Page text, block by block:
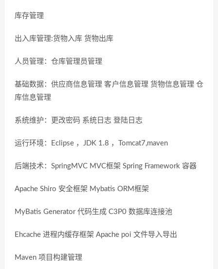
库存管理
出入库管理:货物入库 货物出库
人员管理：仓库管理员管理
基础数据：供应商信息管理 客户信息管理 货物信息管理 仓
库信息管理
系统维护：更改密码 系统日志 登陆日志
运行环境：Eclipse ，JDK 1.8 ，Tomcat7,maven
后端技术：SpringMVC MVC框架 Spring Framework 容器
Apache Shiro 安全框架 Mybatis ORM框架
MyBatis Generator 代码生成 C3P0 数据库连接池
Ehcache 进程内缓存框架 Apache poi 文件导入导出
Maven 项目构建管理